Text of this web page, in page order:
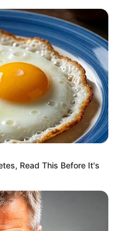
Read This Before It's